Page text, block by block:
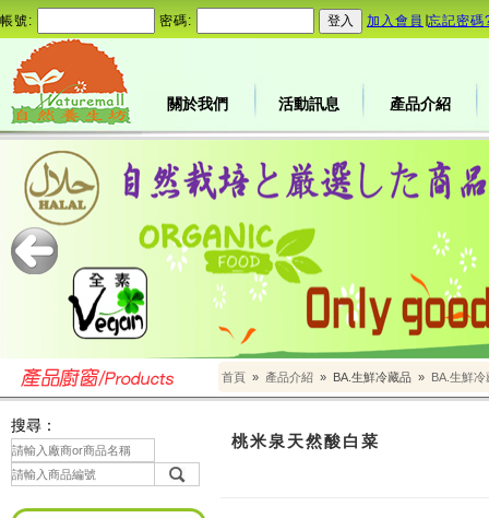
帳號: 密碼: 加入會員 忘記密碼
關於我們 活動訊息 產品介紹
首頁 » 產品介紹 » BA.生鮮冷藏品 » BA.生鮮冷
搜尋：
桃米泉天然酸白菜